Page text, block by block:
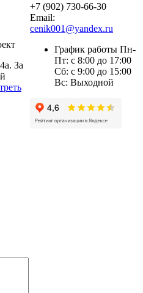
За
+7 (902) 730-66-30
Email:
cenik001@yandex.ru
График работы Пн-
Пт: с 8:00 до 17:00
Сб: с 9:00 до 15:00
Вс: Выходной